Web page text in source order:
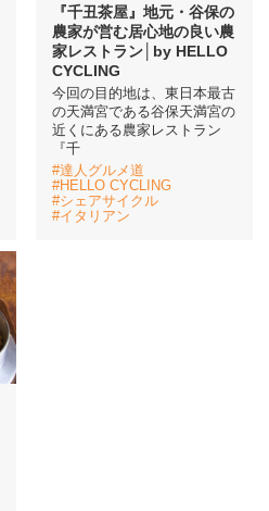
『千丑茶屋』地元・谷保の
農家が営む居心地の良い農
家レストラン│by HELLO
CYCLING
今回の目的地は、東日本最古
の天満宮である谷保天満宮の
近くにある農家レストラン
『千
#達人グルメ道
#HELLO CYCLING
#シェアサイクル
#イタリアン